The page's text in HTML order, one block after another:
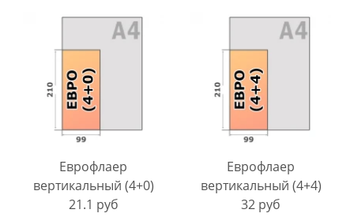
Еврофлаер
вертикальный (4+0)
21.1 руб
Еврофлаер
вертикальный (4+4)
32 руб